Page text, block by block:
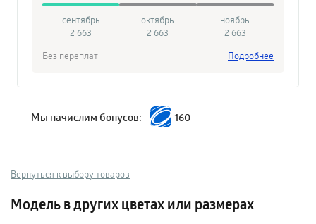
сентябрь
2 663
октябрь
2 663
ноябрь
2 663
Без переплат
Подробнее
Мы начислим бонусов: 160
Вернуться к выбору товаров
Модель в других цветах или размерах